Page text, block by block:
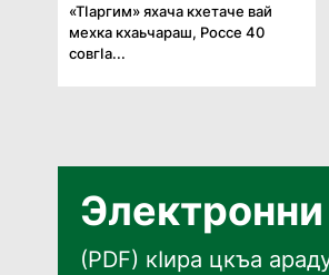
«Тӏаргим» яхача кхетаче вай
мехка кхаьчараш, Россе 40
совгӏа...
Электронни
(PDF) кӀира цкъа